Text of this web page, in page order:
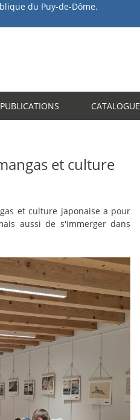
du Puy-de-Dôme.
PUBLICATIONS CATALOGUE
et culture
et culture japonaise a pour
aussi de s'immerger dans